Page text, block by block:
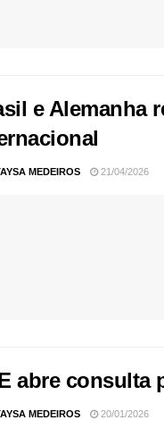
e Alemanha
MEDEIROS 21/04/2026
abre consulta
MEDEIROS 20/01/2026